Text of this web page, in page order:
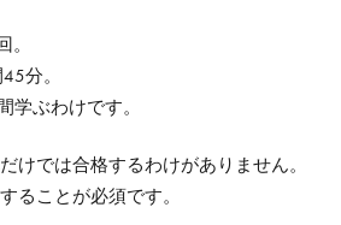
分。
学ぶわけです。
けでは合格するわけがありません。
ることが必須です。